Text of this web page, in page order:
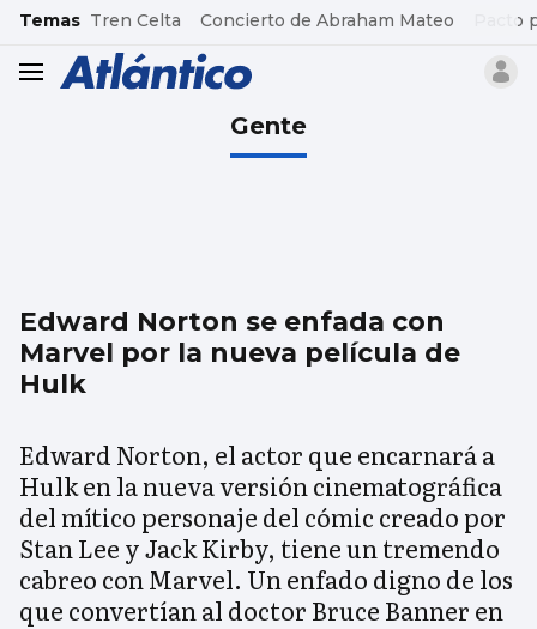
common.go-to-content
Temas Tren Celta Concierto de Abraham Mateo Pacto
header.menu.open
Gente
Edward Norton se enfada con
Marvel por la nueva película de
Hulk
Edward Norton, el actor que encarnará a
Hulk en la nueva versión cinematográfica
del mítico personaje del cómic creado por
Stan Lee y Jack Kirby, tiene un tremendo
cabreo con Marvel. Un enfado digno de los
que convertían al doctor Bruce Banner en